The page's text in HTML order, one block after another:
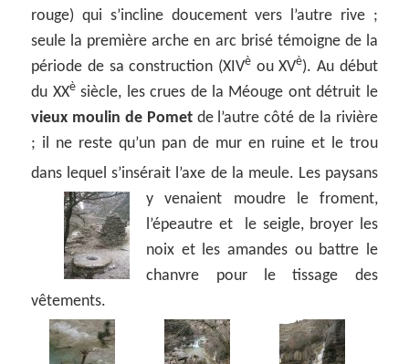
rouge) qui s’incline doucement vers l’autre rive ;
seule la première arche en arc brisé témoigne de la
période de sa construction (XIVè ou XVè). Au début
du XXèsiècle, les crues de la Méouge ont détruit le
vieux moulin de Pometde l’autre côté de la rivière
; il ne reste qu’un pan de mur en ruine et le trou
dans lequel s’insérait l’axe de la meule. Les paysans
y venaient moudre le froment,
l’épeautre et le seigle, broyer les
noix et les amandes ou battre le
chanvre pour le tissage des
vêtements.